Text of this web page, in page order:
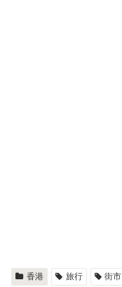
香港 旅行 街市